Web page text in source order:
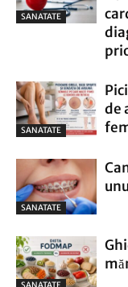
SANATATE
SANATATE
de
SANATATE
SANATATE